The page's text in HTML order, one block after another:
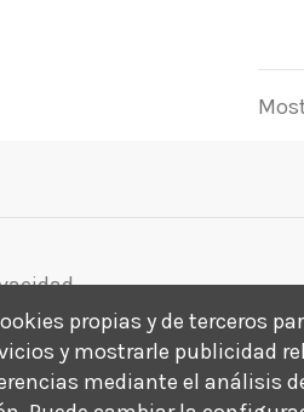
propias y de terceros
y mostrarle publicidad
mediante el análisis